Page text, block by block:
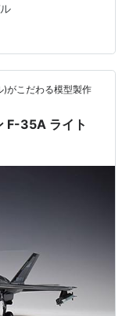
かいので良い感
リンター脚注を
まで再現されて
管は金属製に交換
ックもあります
がこだわる模型製作
F-35A ライト